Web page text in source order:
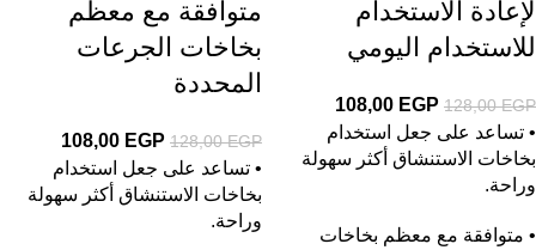
لإعادة الاستخدام
للاستخدام اليومي
128,00EGP
108,00 EGP
• تساعد على جعل استخدام
بخاخات الاستنشاق أكثر سهولة
وراحة.
• متوافقة مع معظم بخاخات
متوافقة مع معظم
بخاخات الجرعات
المحددة
128,00EGP
108,00 EGP
• تساعد على جعل استخدام
بخاخات الاستنشاق أكثر سهولة
وراحة.